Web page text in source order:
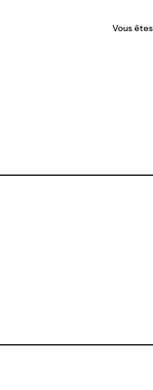
Vous êtes